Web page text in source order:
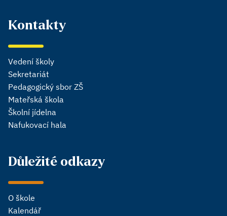
Kontakty
Vedení školy
Sekretariát
Pedagogický sbor ZŠ
Mateřská škola
Školní jídelna
Nafukovací hala
Důležité odkazy
O škole
Kalendář